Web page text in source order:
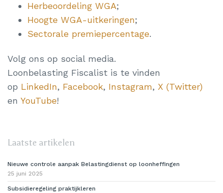
Herbeoordeling WGA;
Hoogte WGA-uitkeringen;
Sectorale premiepercentage.
Volg ons op social media.
Loonbelasting Fiscalist is te vinden
op LinkedIn, Facebook, Instagram, X (Twitter)
en YouTube!
Laatste artikelen
Nieuwe controle aanpak Belastingdienst op loonheffingen
25 juni 2025
Subsidieregeling praktijkleren